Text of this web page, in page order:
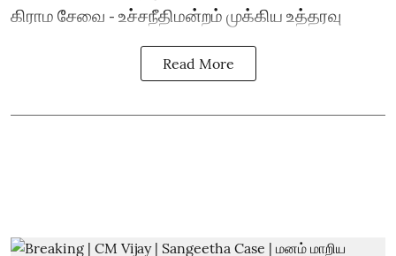
கிராம சேவை - உச்சநீதிமன்றம் முக்கிய உத்தரவு
Read More